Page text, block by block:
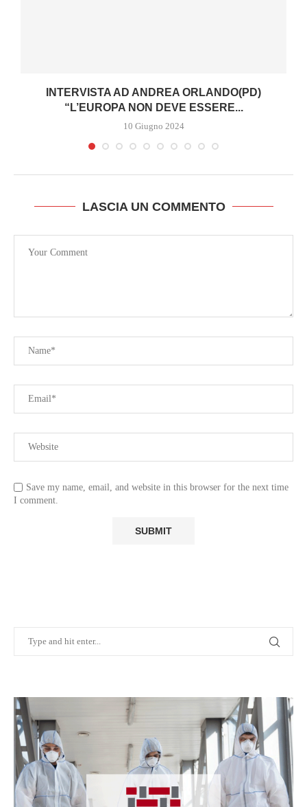
INTERVISTA AD ANDREA ORLANDO(PD)
“L’EUROPA NON DEVE ESSERE...
10 Giugno 2024
LASCIA UN COMMENTO
Save my name, email, and website in this browser for the next time
I comment.